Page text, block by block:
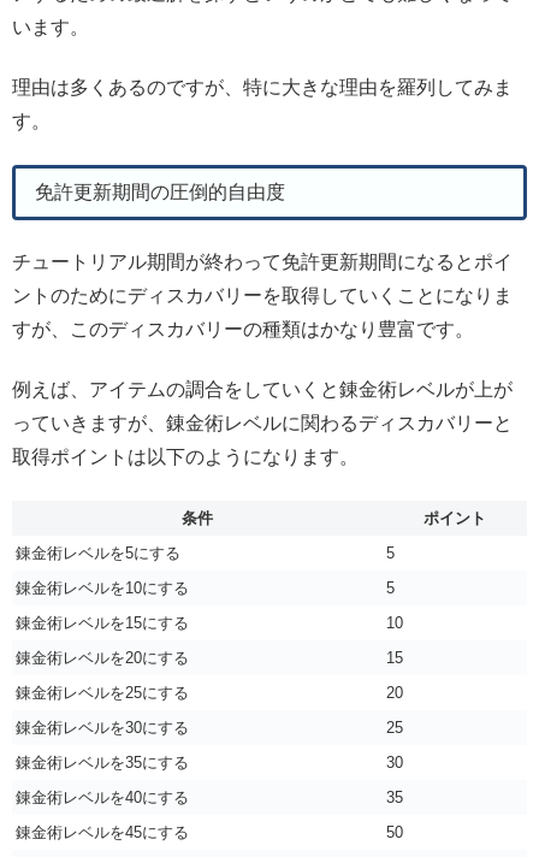
います。
理由は多くあるのですが、特に大きな理由を羅列してみま
す。
免許更新期間の圧倒的自由度
チュートリアル期間が終わって免許更新期間になるとポイ
ントのためにディスカバリーを取得していくことになりま
すが、このディスカバリーの種類はかなり豊富です。
例えば、アイテムの調合をしていくと錬金術レベルが上が
っていきますが、錬金術レベルに関わるディスカバリーと
取得ポイントは以下のようになります。
条件
ポイント
錬金術レベルを5にする
5
錬金術レベルを10にする
5
錬金術レベルを15にする
10
錬金術レベルを20にする
15
錬金術レベルを25にする
20
錬金術レベルを30にする
25
錬金術レベルを35にする
30
錬金術レベルを40にする
35
錬金術レベルを45にする
50